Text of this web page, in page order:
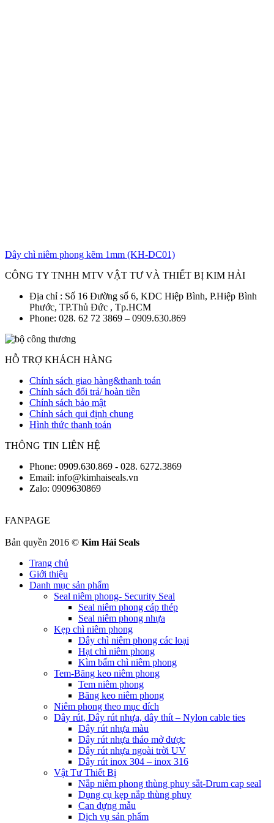
Dây chì niêm phong kẽm 1mm (KH-DC01)
CÔNG TY TNHH MTV VẬT TƯ VÀ THIẾT BỊ KIM HẢI
Địa chỉ : Số 16 Đường số 6, KDC Hiệp Bình, P.Hiệp Bình
Phước, TP.Thủ Đức , Tp.HCM
Phone: 028. 62 72 3869 – 0909.630.869
HỖ TRỢ KHÁCH HÀNG
Chính sách giao hàng&thanh toán
Chính sách đổi trả/ hoàn tiền
Chính sách bảo mật
Chính sách qui định chung
Hình thức thanh toán
THÔNG TIN LIÊN HỆ
Phone: 0909.630.869 - 028. 6272.3869
Email: info@kimhaiseals.vn
Zalo: 0909630869
FANPAGE
Bản quyền 2016 © Kim Hải Seals
Trang chủ
Giới thiệu
Danh mục sản phẩm
Seal niêm phong- Security Seal
Seal niêm phong cáp thép
Seal niêm phong nhựa
Kẹp chì niêm phong
Dây chì niêm phong các loại
Hạt chì niêm phong
Kìm bấm chì niêm phong
Tem-Băng keo niêm phong
Tem niêm phong
Băng keo niêm phong
Niêm phong theo mục đích
Dây rút, Dây rút nhựa, dây thít – Nylon cable ties
Dây rút nhựa màu
Dây rút nhựa tháo mở được
Dây rút nhựa ngoài trời UV
Dây rút inox 304 – inox 316
Vật Tư Thiết Bị
Nắp niêm phong thùng phuy sắt-Drum cap seal
Dụng cụ kẹp nắp thùng phuy
Can đựng mẫu
Dịch vụ sản phẩm